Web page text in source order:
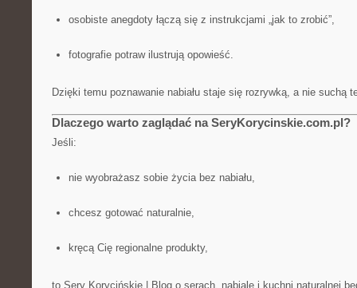
osobiste anegdoty łączą się z instrukcjami „jak to zrobić”,
fotografie potraw ilustrują opowieść.
Dzięki temu poznawanie nabiału staje się rozrywką, a nie suchą
Dlaczego warto zaglądać na SeryKorycinskie.com.pl?
Jeśli:
nie wyobrażasz sobie życia bez nabiału,
chcesz gotować naturalnie,
kręcą Cię regionalne produkty,
to Sery Korycińskie | Blog o serach, nabiale i kuchni naturalnej